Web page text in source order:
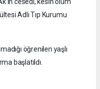
Adli Tıp Kurumu
öğrenilen yaşlı
başlatıldı.